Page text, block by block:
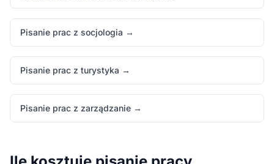
Pisanie prac z socjologia →
Pisanie prac z turystyka →
Pisanie prac z zarządzanie →